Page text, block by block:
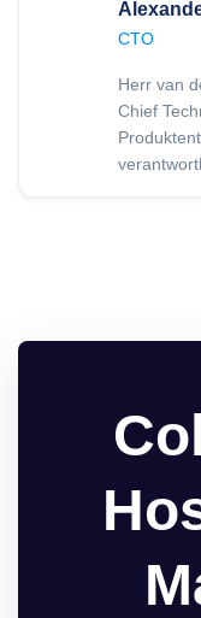
CTO
Herr van
Chief